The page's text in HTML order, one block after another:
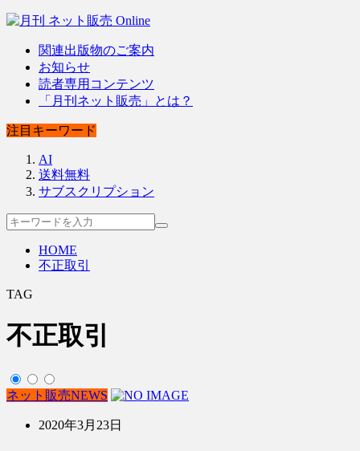
関連出版物のご案内
お知らせ
読者専用コンテンツ
「月刊ネット販売」とは？
注目キーワード
AI
送料無料
サブスクリプション
HOME
不正取引
TAG
不正取引
ネット販売NEWS
2020年3月23日